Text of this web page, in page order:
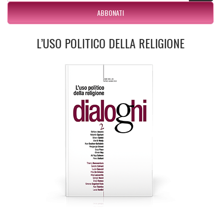
ABBONATI
L’USO POLITICO DELLA RELIGIONE